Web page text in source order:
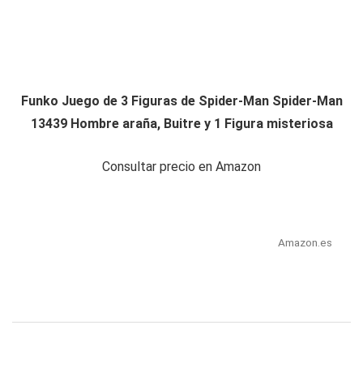
Funko Juego de 3 Figuras de Spider-Man Spider-Man
13439 Hombre araña, Buitre y 1 Figura misteriosa
Consultar precio en Amazon
Amazon.es